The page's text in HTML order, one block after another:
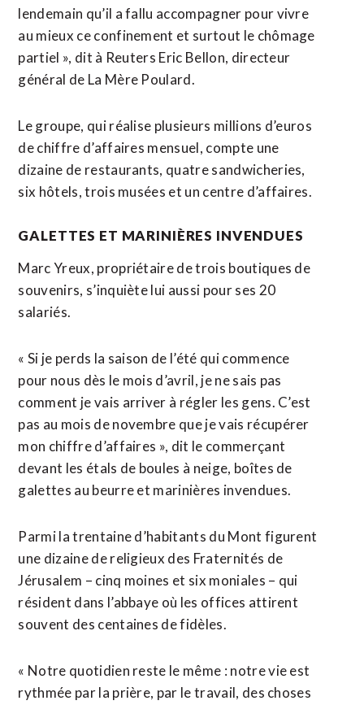
lendemain qu’il a fallu accompagner pour vivre
au mieux ce confinement et surtout le chômage
partiel », dit à Reuters Eric Bellon, directeur
général de La Mère Poulard.
Le groupe, qui réalise plusieurs millions d’euros
de chiffre d’affaires mensuel, compte une
dizaine de restaurants, quatre sandwicheries,
six hôtels, trois musées et un centre d’affaires.
GALETTES ET MARINIÈRES INVENDUES
Marc Yreux, propriétaire de trois boutiques de
souvenirs, s’inquiète lui aussi pour ses 20
salariés.
« Si je perds la saison de l’été qui commence
pour nous dès le mois d’avril, je ne sais pas
comment je vais arriver à régler les gens. C’est
pas au mois de novembre que je vais récupérer
mon chiffre d’affaires », dit le commerçant
devant les étals de boules à neige, boîtes de
galettes au beurre et marinières invendues.
Parmi la trentaine d’habitants du Mont figurent
une dizaine de religieux des Fraternités de
Jérusalem – cinq moines et six moniales – qui
résident dans l’abbaye où les offices attirent
souvent des centaines de fidèles.
« Notre quotidien reste le même : notre vie est
rythmée par la prière, par le travail, des choses